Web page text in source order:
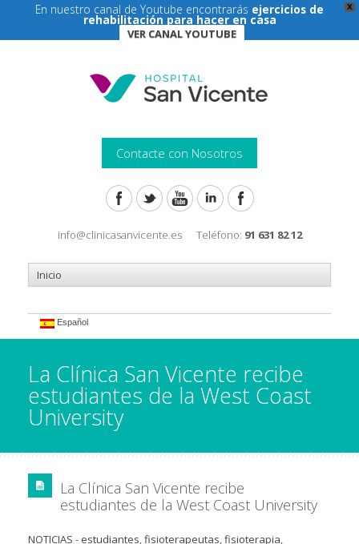
X
En nuestro canal de Youtube encontrarás ejercicios de
rehabilitación para hacer en casa
VER CANAL YOUTUBE
Contacte con Nosotros
info@clinicasanvicente.es Teléfono: 91 631 82 12
Español
La Clínica San Vicente recibe
estudiantes de la West Coast
University
La Clínica San Vicente recibe
estudiantes de la West Coast University
NOTICIAS - estudiantes,fisioterapeutas,fisioterapia,